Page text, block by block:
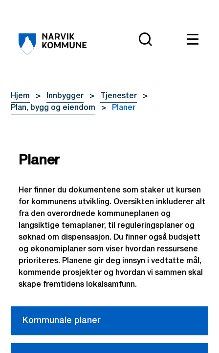
Du er her:
Hjem Innbygger
Tjenester
Plan, bygg og eiendom
Planer
Planer
Her finner du dokumentene som staker ut kursen
for kommunens utvikling. Oversikten inkluderer alt
fra den overordnede kommuneplanen og
langsiktige temaplaner, til reguleringsplaner og
søknad om dispensasjon. Du finner også budsjett
og økonomiplaner som viser hvordan ressursene
prioriteres. Planene gir deg innsyn i vedtatte mål,
kommende prosjekter og hvordan vi sammen skal
skape fremtidens lokalsamfunn.
Kommunale planer